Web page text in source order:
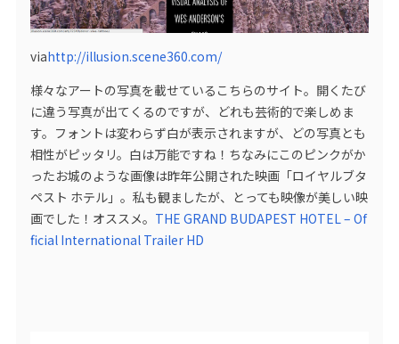
viahttp://illusion.scene360.com/
様々なアートの写真を載せているこちらのサイト。開くたび
に違う写真が出てくるのですが、どれも芸術的で楽しめま
す。フォントは変わらず白が表示されますが、どの写真とも
相性がピッタリ。白は万能ですね！ちなみにこのピンクがか
ったお城のような画像は昨年公開された映画「ロイヤルブタ
ペスト ホテル」。私も観ましたが、とっても映像が美しい映
画でした！オススメ。 THE GRAND BUDAPEST HOTEL – Of
ficial International Trailer HD